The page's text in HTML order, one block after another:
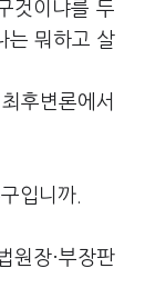
것이냐를 두
는 뭐하고 살
후변론에서
입니까.
원장·부장판